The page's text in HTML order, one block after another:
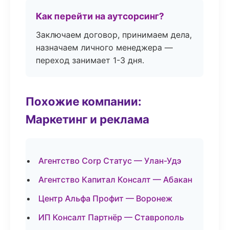
Как перейти на аутсорсинг?
Заключаем договор, принимаем дела,
назначаем личного менеджера —
переход занимает 1-3 дня.
Похожие компании:
Маркетинг и реклама
Агентство Corp Статус — Улан-Удэ
Агентство Капитал Консалт — Абакан
Центр Альфа Профит — Воронеж
ИП Консалт Партнёр — Ставрополь